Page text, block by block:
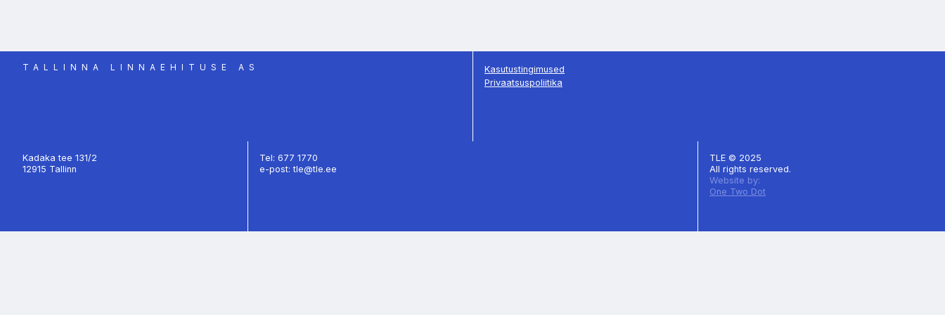
TALLINNA LINNAEHITUSE AS
Kasutustingimused
Privaatsuspoliitika
Kadaka tee 131/2
12915 Tallinn
Tel: 677 1770
e-post: tle@tle.ee
TLE © 2025
All rights reserved.
Website by:
One Two Dot